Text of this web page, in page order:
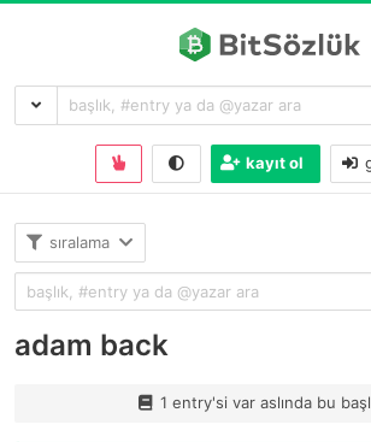
kayıt ol
sıralama
adam back
1 entry'si var aslında bu